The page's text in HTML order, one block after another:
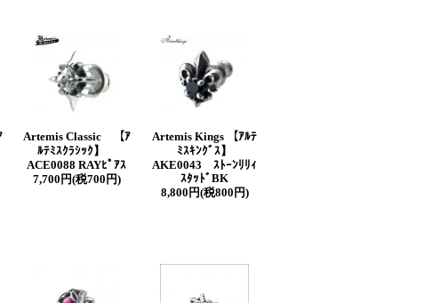
Artemis Classic 【ｱ
ﾙﾃﾐｽｸﾗｼｯｸ】
ACE0088 RAYﾋﾟｱｽ
7,700円(税700円)
Artemis Kings 【ｱﾙﾃ
ﾐｽｷﾝｸﾞｽ】
AKE0043 ｽﾄｰﾝﾘﾘｨ
ｽﾀｯﾄﾞBK
8,800円(税800円)